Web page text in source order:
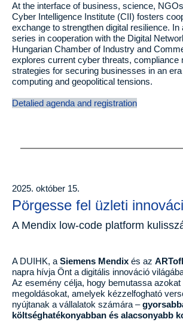
At the interface of business, science,
Cyber Intelligence Institute (CII) fosters
exchange to strengthen digital resilience. In
series in cooperation with the Digital
Hungarian Chamber of Industry and
explores current cyber threats, compliance
strategies for securing businesses in an
computing and geopolitical tensions.
Detalied agenda and registration
2025. október 15.
Pörgesse fel üzleti
A Mendix low-code platform
A DUIHK, a Siemens Mendix és az
napra hívja Önt a digitális innováció
Az esemény célja, hogy bemutassa azokat
megoldásokat, amelyek kézzelfogható
nyújtanak a vállalatok számára –
költséghatékonyabban és alacsonyabb